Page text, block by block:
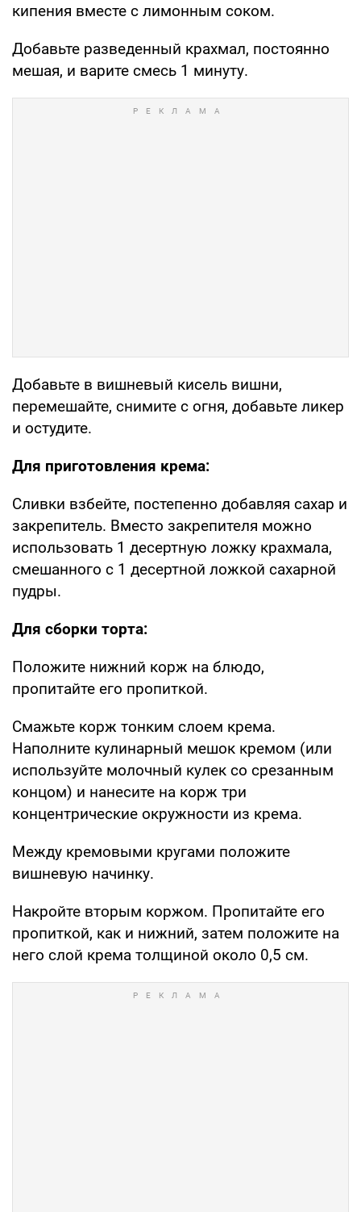
кипения вместе с лимонным соком.
Добавьте разведенный крахмал, постоянно
мешая, и варите смесь 1 минуту.
Добавьте в вишневый кисель вишни,
перемешайте, снимите с огня, добавьте ликер
и остудите.
Для приготовления крема:
Сливки взбейте, постепенно добавляя сахар и
закрепитель. Вместо закрепителя можно
использовать 1 десертную ложку крахмала,
смешанного с 1 десертной ложкой сахарной
пудры.
Для сборки торта:
Положите нижний корж на блюдо,
пропитайте его пропиткой.
Смажьте корж тонким слоем крема.
Наполните кулинарный мешок кремом (или
используйте молочный кулек со срезанным
концом) и нанесите на корж три
концентрические окружности из крема.
Между кремовыми кругами положите
вишневую начинку.
Накройте вторым коржом. Пропитайте его
пропиткой, как и нижний, затем положите на
него слой крема толщиной около 0,5 см.